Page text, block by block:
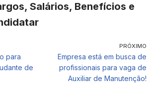
Salários, Benefícios e
para
de
PRÓXIMO
Empresa está em busca de
profissionais para vaga de
Auxiliar de Manutenção!